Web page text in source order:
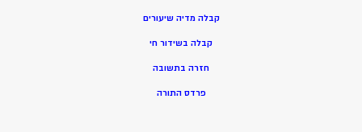
קבלה מדיה שיעורים
קבלה בשידור חי
חזרה בתשובה
פרדס התורה